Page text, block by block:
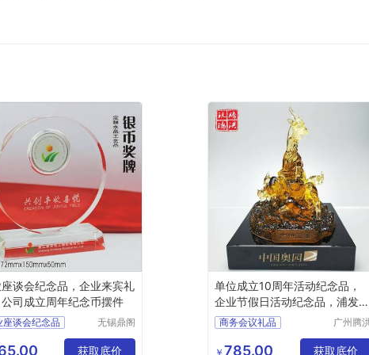
谈会纪念品，企业来宾礼
司成立周年纪念币摆件
座谈会纪念品
年纪念币摆件
无锡鼎阁
限公司
获取底价
单位成立10周年活动纪念品，
企业节假日活动纪念品，浦发银
行年终董事会礼品
商务会议礼品
会礼品
广州腾
限公司
￥ 785.00 获取底价